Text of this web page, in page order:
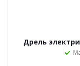
Дрель